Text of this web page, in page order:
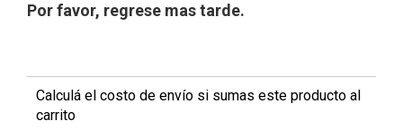
Por favor, regrese mas tarde.
Calculá el costo de envío si sumas este producto al
carrito